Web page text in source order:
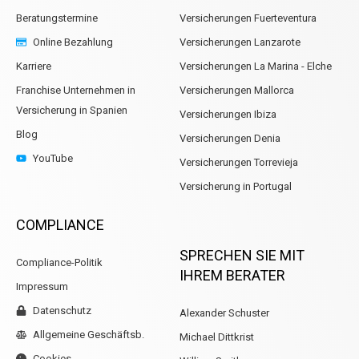
Beratungstermine
Online Bezahlung
Karriere
Franchise Unternehmen in
Versicherung in Spanien
Blog
YouTube
COMPLIANCE
Compliance-Politik
Impressum
Datenschutz
Allgemeine Geschäftsb.
Versicherungen Fuerteventura
Versicherungen Lanzarote
Versicherungen La Marina - Elche
Versicherungen Mallorca
Versicherungen Ibiza
Versicherungen Denia
Versicherungen Torrevieja
Versicherung in Portugal
SPRECHEN SIE MIT
IHREM BERATER
Alexander Schuster
Michael Dittkrist